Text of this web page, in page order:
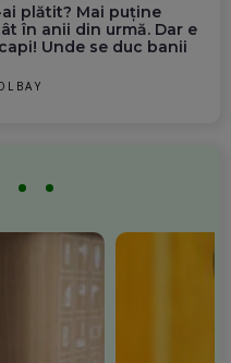
plătit? Mai puține
în anii din urmă. Dar e
Unde se duc banii